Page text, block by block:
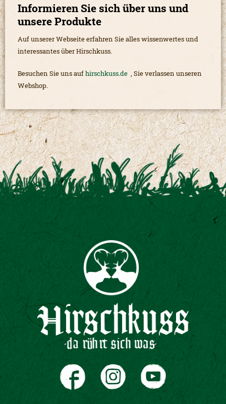
Informieren Sie sich über uns und
unsere Produkte
Auf unserer Webseite erfahren Sie alles wissenwertes und
interessantes über Hirschkuss.
Besuchen Sie uns aufhirschkuss.de , Sie verlassen unseren
Webshop.